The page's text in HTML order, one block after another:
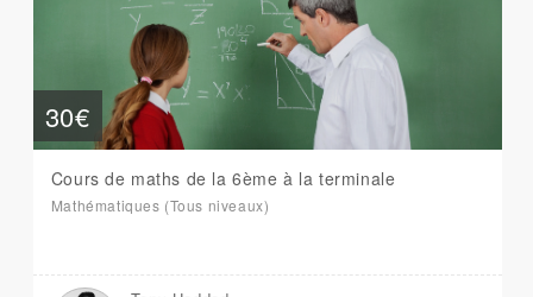
30€
Cours de maths de la 6ème à la terminale
Mathématiques (Tous niveaux)